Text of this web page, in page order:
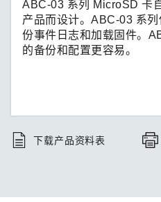
ABC-03 系列 MicroSD 卡
产品而设计。ABC-03 系
份事件日志和加载固件。
的备份和配置更容易。
下载产品资料表